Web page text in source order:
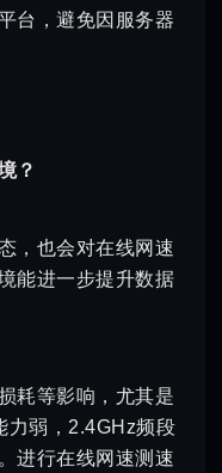
台，避免因服务器
？
，也会对在线网速
能进一步提升数据
耗等影响，尤其是
力弱，2.4GHz频段
进行在线网速测速